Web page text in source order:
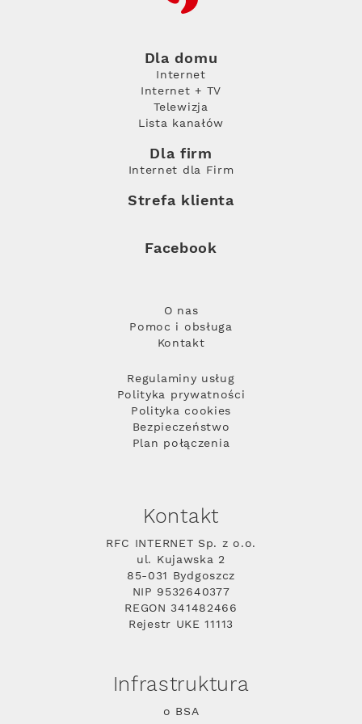
Dla domu
Internet
Internet + TV
Telewizja
Lista kanałów
Dla firm
Internet dla Firm
Strefa klienta
Facebook
O nas
Pomoc i obsługa
Kontakt
Regulaminy usług
Polityka prywatności
Polityka cookies
Bezpieczeństwo
Plan połączenia
Kontakt
RFC INTERNET Sp. z o.o.
ul. Kujawska 2
85-031 Bydgoszcz
NIP 9532640377
REGON 341482466
Rejestr UKE 11113
Infrastruktura
o BSA